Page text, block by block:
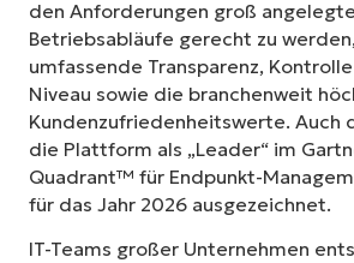
den Anforderungen groß
Betriebsabläufe gerecht zu
umfassende Transparenz,
Niveau sowie die branchenweit
Kundenzufriedenheitswerte. Auch
die Plattform als „Leader“ im
Quadrant™ für Endpunkt-
für das Jahr 2026 ausgezeichnet.
IT-Teams großer Unternehmen